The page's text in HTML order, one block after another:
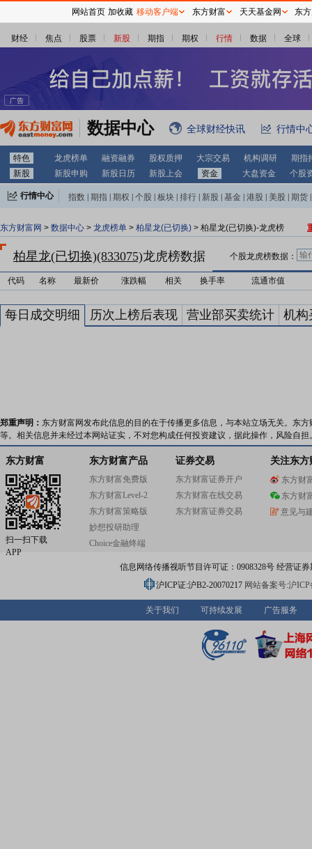
财经 焦点 股票 新股 期指 期权 行情 数据 全球
数据中心 全球财经快讯 行情中
特色 龙虎榜单 融资融券 股权质押 大宗交易 机构调研
期指
新股
新股申购 新股日历 新股上会 资金 大盘资金 个股
行情中心 指数 期指 期权 个股 板块 排行 新股 基金 港股 美股 期货
东方财富网 > 数据中心 > 龙虎榜单 > 柏星龙(已切换) > 柏星龙(已切换)-龙虎榜
柏星龙(已切换)(833075)龙虎榜数据 个股龙虎榜数据：
代码 名称 最新价 涨跌幅 相关 换手率 流通市值
每日成交明细 历次上榜后表现 营业部买卖统计 机构
郑重声明： 东方财富网发布此信息的目的在于传播更多信息，与本站立场无关。东
等。相关信息并未经过本网站证实，不对您构成任何投资建议，据此操作，风险自担
网站首页 加收藏 移动客户端 东方财富 天天基金网 东